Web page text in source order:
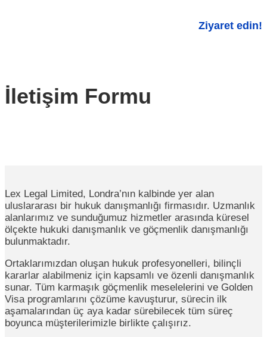
Ziyaret edin!
İletişim Formu
Lex Legal Limited, Londra’nın kalbinde yer alan
uluslararası bir hukuk danışmanlığı firmasıdır. Uzmanlık
alanlarımız ve sunduğumuz hizmetler arasında küresel
ölçekte hukuki danışmanlık ve göçmenlik danışmanlığı
bulunmaktadır.
Ortaklarımızdan oluşan hukuk profesyonelleri, bilinçli
kararlar alabilmeniz için kapsamlı ve özenli danışmanlık
sunar. Tüm karmaşık göçmenlik meselelerini ve Golden
Visa programlarını çözüme kavuşturur, sürecin ilk
aşamalarından üç aya kadar sürebilecek tüm süreç
boyunca müşterilerimizle birlikte çalışırız.